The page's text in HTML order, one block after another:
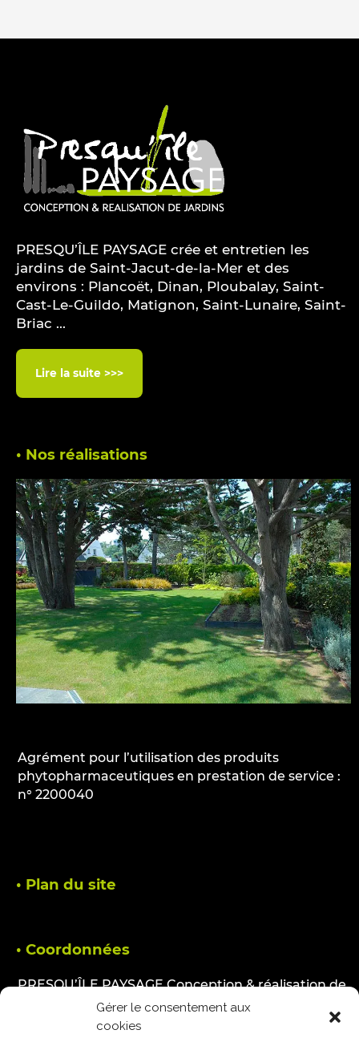
Gérer le consentement aux
cookies
PRESQU’ÎLE PAYSAGE crée et entretien les
jardins de Saint-Jacut-de-la-Mer et des
environs : Plancoët, Dinan, Ploubalay, Saint-
Cast-Le-Guildo, Matignon, Saint-Lunaire, Saint-
Briac ...
Lire la suite >>>
• Nos réalisations
Agrément pour l’utilisation des produits
phytopharmaceutiques en prestation de service :
n° 2200040
• Plan du site
• Coordonnées
PRESQU’ÎLE PAYSAGE Conception & réalisation de
65 route du Guildo